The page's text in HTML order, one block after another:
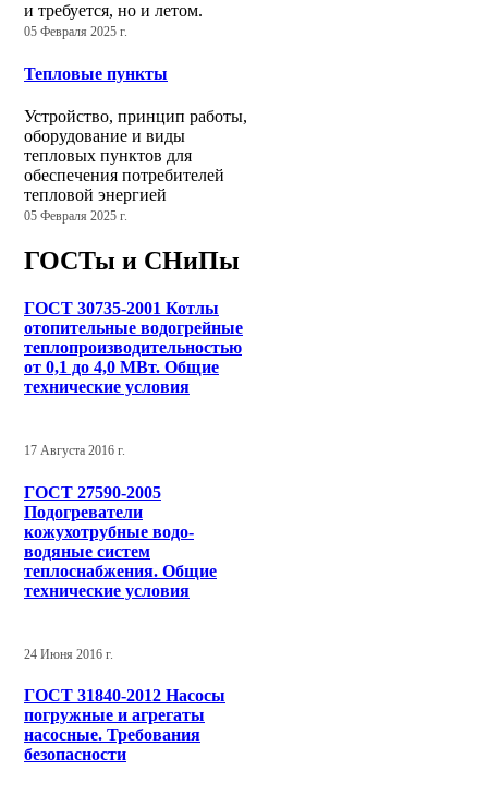
и требуется, но и летом.
05 Февраля 2025 г.
Тепловые пункты
Устройство, принцип работы,
оборудование и виды
тепловых пунктов для
обеспечения потребителей
тепловой энергией
05 Февраля 2025 г.
ГОСТы и СНиПы
ГОСТ 30735-2001 Котлы
отопительные водогрейные
теплопроизводительностью
от 0,1 до 4,0 МВт. Общие
технические условия
17 Августа 2016 г.
ГОСТ 27590-2005
Подогреватели
кожухотрубные водо-
водяные систем
теплоснабжения. Общие
технические условия
24 Июня 2016 г.
ГОСТ 31840-2012 Насосы
погружные и агрегаты
насосные. Требования
безопасности